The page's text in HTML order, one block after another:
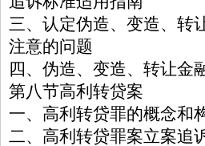
三、认定伪造、变造、转
注意的问题
四、伪造、变造、转让金
第八节高利转贷案
一、高利转贷罪的概念和
二、高利转贷罪案立案追